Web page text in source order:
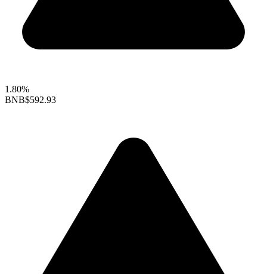
1.80%
BNB$592.93